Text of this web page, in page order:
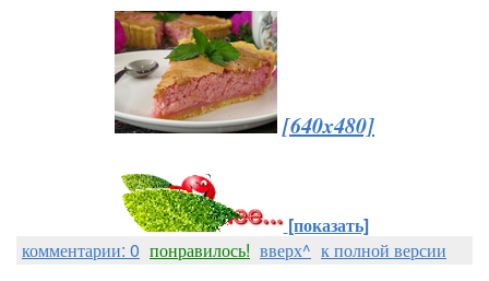
[640x480]
[показать]
комментарии: 0 понравилось! вверх^ к полной версии